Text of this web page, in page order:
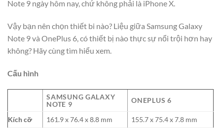
Note 9 ngày hôm nay, chứ không phải là iPhone X.
Vậy bạn nên chọn thiết bi nào? Liệu giữa Samsung Galaxy
Note 9 và OnePlus 6, có thiết bị nào thực sự nổi trội hơn hay
không? Hãy cùng tìm hiểu xem.
Cấu hình
SAMSUNG GALAXY
NOTE 9
ONEPLUS 6
Kích cỡ 161.9 x 76.4 x 8.8 mm
155.7 x 75.4 x 7.8 mm